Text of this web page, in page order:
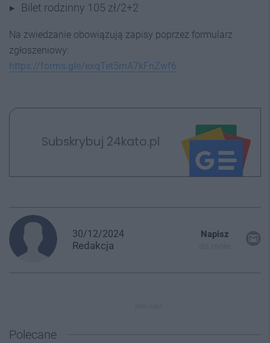
Bilet rodzinny 105 zł/2+2
Na zwiedzanie obowiązują zapisy poprzez formularz
zgłoszeniowy:
https://forms.gle/exqTet5mA7kFnZwf6
Subskrybuj 24kato.pl
30/12/2024
Redakcja
Napisz
Polecane